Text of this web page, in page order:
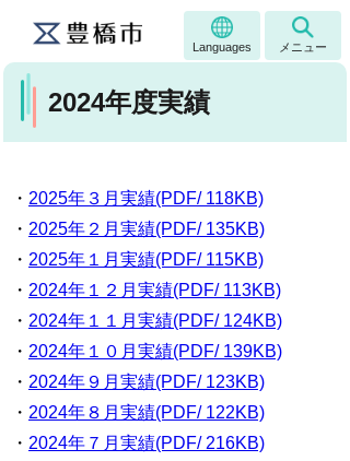
Languages メニュー
2024年度実績
・ 2025年３月実績(PDF/ 118KB)
・ 2025年２月実績(PDF/ 135KB)
・ 2025年１月実績(PDF/ 115KB)
・ 2024年１２月実績(PDF/ 113KB)
・ 2024年１１月実績(PDF/ 124KB)
・ 2024年１０月実績(PDF/ 139KB)
・ 2024年９月実績(PDF/ 123KB)
・ 2024年８月実績(PDF/ 122KB)
・ 2024年７月実績(PDF/ 216KB)